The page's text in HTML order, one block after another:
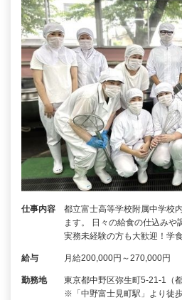
仕事内容
都立富士高等学校附属中学校
ます。 日々の給食の仕込み
実務未経験の方も大歓迎！学
給与 月給200,000円～270,000円
勤務地
東京都中野区弥生町5-21-1（
※「中野富士見町駅」より徒